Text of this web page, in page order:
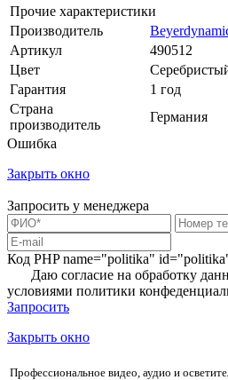
Прочие характеристики
Производитель
Артикул
490512
Цвет
Гарантия
1 год
Страна
производитель
Германия
Ошибка
Закрыть окно
Запросить у менеджера
Код PHPname="politika"
Даю согласие на обработку
условиями политики
Запросить
Закрыть окно
Профессиональное видео, аудио и